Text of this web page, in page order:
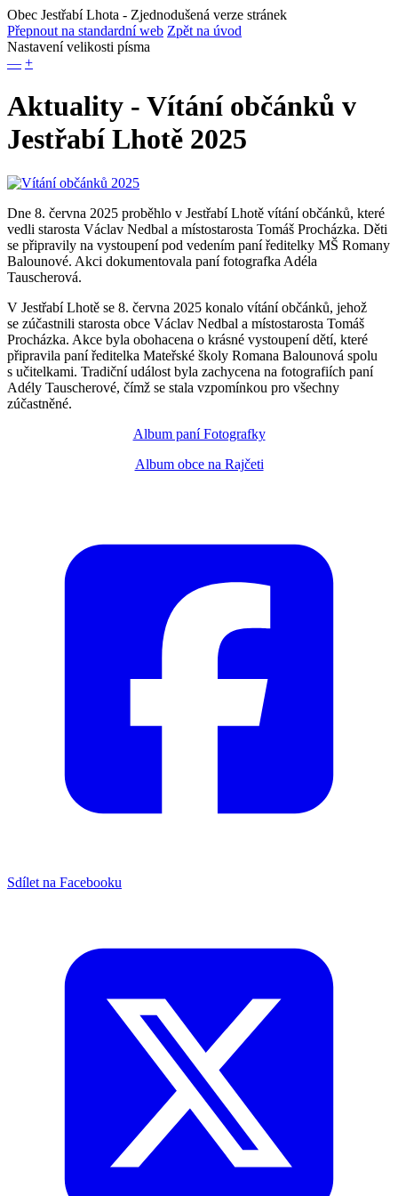
Obec Jestřabí Lhota - Zjednodušená verze stránek
Přepnout na standardní web Zpět na úvod
Nastavení velikosti písma
— +
Aktuality - Vítání občánků v
Jestřabí Lhotě 2025
Dne 8. června 2025 proběhlo v Jestřabí Lhotě vítání občánků, které
vedli starosta Václav Nedbal a místostarosta Tomáš Procházka. Děti
se připravily na vystoupení pod vedením paní ředitelky MŠ Romany
Balounové. Akci dokumentovala paní fotografka Adéla
Tauscherová.
V Jestřabí Lhotě se 8. června 2025 konalo vítání občánků, jehož
se zúčastnili starosta obce Václav Nedbal a místostarosta Tomáš
Procházka. Akce byla obohacena o krásné vystoupení dětí, které
připravila paní ředitelka Mateřské školy Romana Balounová spolu
s učitelkami. Tradiční událost byla zachycena na fotografiích paní
Adély Tauscherové, čímž se stala vzpomínkou pro všechny
zúčastněné.
Album paní Fotografky
Album obce na Rajčeti
Sdílet na Facebooku